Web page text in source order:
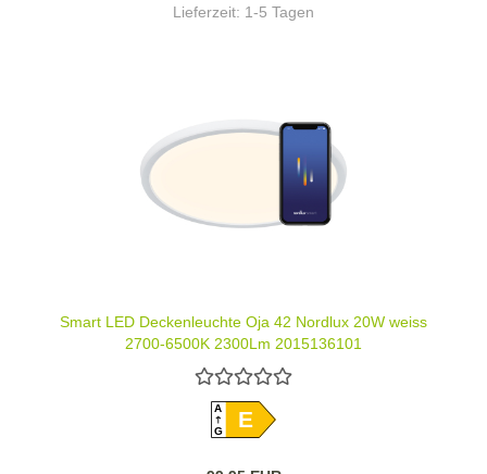
Lieferzeit: 1-5 Tagen
Smart LED Deckenleuchte Oja 42 Nordlux 20W weiss
2700-6500K 2300Lm 2015136101
A
GE